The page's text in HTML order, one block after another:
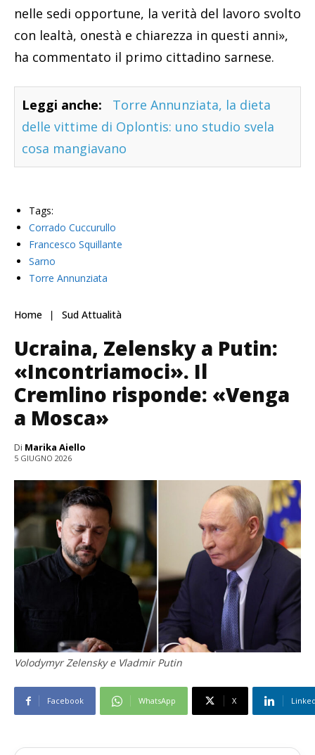
nelle sedi opportune, la verità del lavoro svolto
con lealtà, onestà e chiarezza in questi anni»,
ha commentato il primo cittadino sarnese.
Leggi anche:
Torre Annunziata, la dieta
delle vittime di Oplontis: uno studio svela
cosa mangiavano
Tags:
Corrado Cuccurullo
Francesco Squillante
Sarno
Torre Annunziata
Home Sud Attualità
Ucraina, Zelensky a Putin:
«Incontriamoci». Il
Cremlino risponde: «Venga
a Mosca»
Di Marika Aiello
5 GIUGNO 2026
Volodymyr Zelensky e Vladmir Putin
Facebook WhatsApp X